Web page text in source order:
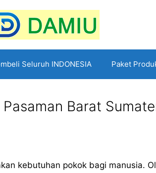
Seluruh INDONESIA Paket
Barat
kebutuhan pokok bagi manusia.